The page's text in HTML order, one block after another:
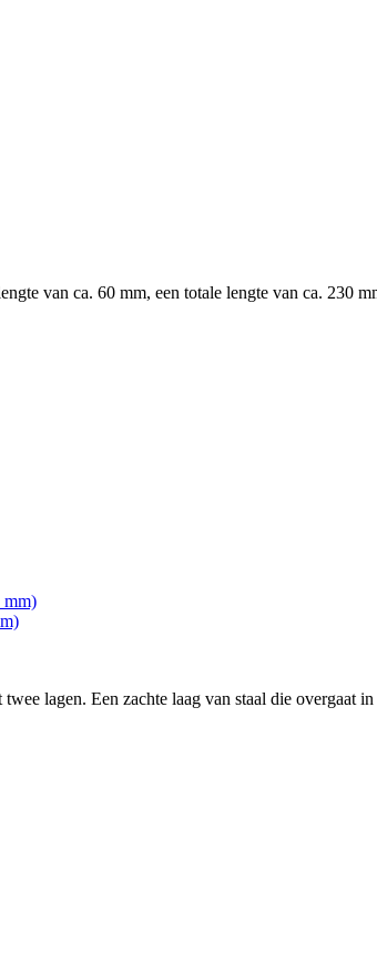
van ca. 60 mm, een totale lengte van ca. 230
lagen. Een zachte laag van staal die overgaat